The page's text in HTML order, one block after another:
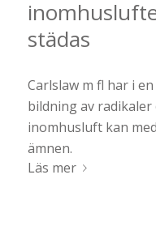
städas
Carlslaw m fl har i
bildning av
inomhusluft kan
ämnen.
Läs mer